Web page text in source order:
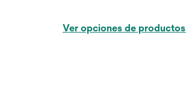
Ver opciones de productos